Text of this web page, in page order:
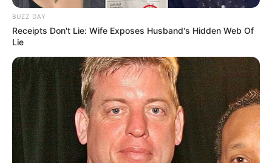
Surabaya, Jadi Incaran
Calon Mahasiswa
Nouvelles, Koran Pertama
yang Terbit di Indonesia
BUZZ DAY
Receipts Don't Lie: Wife Exposes Husband's Hidden Web Of
Lie